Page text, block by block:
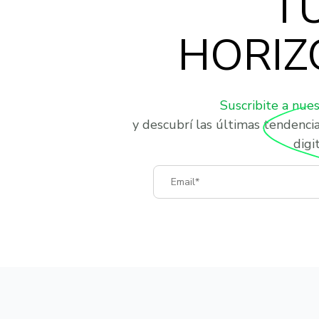
Suscribite a
y descubrí las últimas
Email